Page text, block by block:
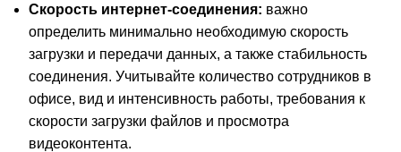
Скорость интернет-соединения: важно
определить минимально необходимую скорость
загрузки и передачи данных, а также стабильность
соединения. Учитывайте количество сотрудников в
офисе, вид и интенсивность работы, требования к
скорости загрузки файлов и просмотра
видеоконтента.